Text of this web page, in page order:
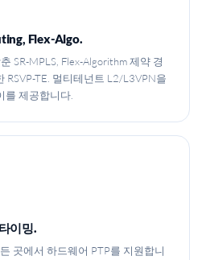
Flex-Algo.
SR-MPLS, Flex-Algorithm 제약 경
RSVP-TE. 멀티테넌트 L2/L3VPN을
를 제공합니다.
이밍.
곳에서 하드웨어 PTP를 지원합니